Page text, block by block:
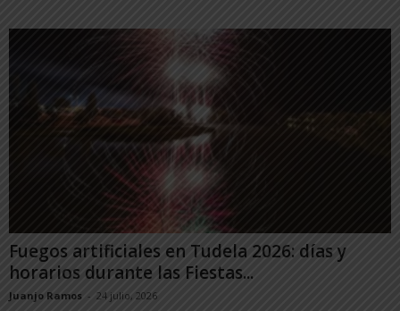
Fuegos artificiales en Tudela 2026: días y
horarios durante las Fiestas...
Juanjo Ramos - 24 julio, 2026